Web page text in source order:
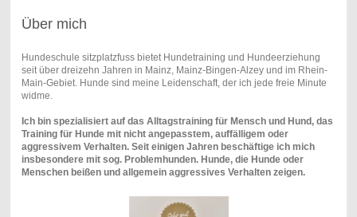
Über mich
Hundeschule sitzplatzfuss bietet Hundetraining und Hundeerziehung
seit über dreizehn Jahren in Mainz, Mainz-Bingen-Alzey und im Rhein-
Main-Gebiet. Hunde sind meine Leidenschaft, der ich jede freie Minute
widme.
Ich bin spezialisiert auf das Alltagstraining für Mensch und Hund, das
Training für Hunde mit nicht angepasstem, auffälligem oder
aggressivem Verhalten. Seit einigen Jahren beschäftige ich mich
insbesondere mit sog. Problemhunden. Hunde, die Hunde oder
Menschen beißen und allgemein aggressives Verhalten zeigen.